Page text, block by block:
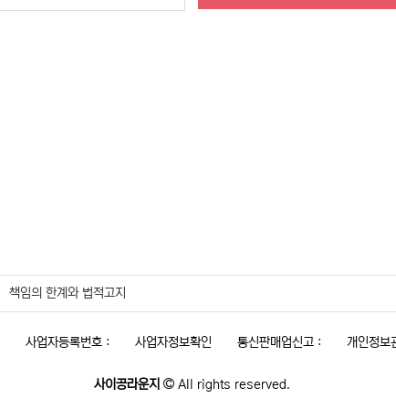
책임의 한계와 법적고지
사업자등록번호 : 사업자정보확인 통신판매업신고 : 개인정보
사이공라운지 All rights reserved.